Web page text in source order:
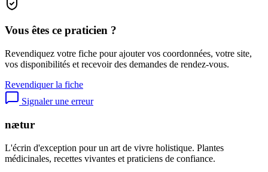
Vous êtes ce praticien ?
Revendiquez votre fiche pour ajouter vos coordonnées, votre site,
vos disponibilités et recevoir des demandes de rendez-vous.
Revendiquer la fiche
Signaler une erreur
nætur
L'écrin d'exception pour un art de vivre holistique. Plantes
médicinales, recettes vivantes et praticiens de confiance.